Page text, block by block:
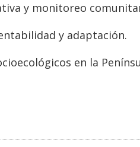
y monitoreo
y adaptación.
en la